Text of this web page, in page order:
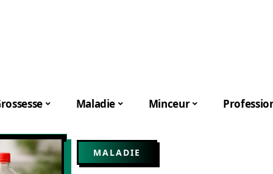
Maladie Minceur
MALADIE